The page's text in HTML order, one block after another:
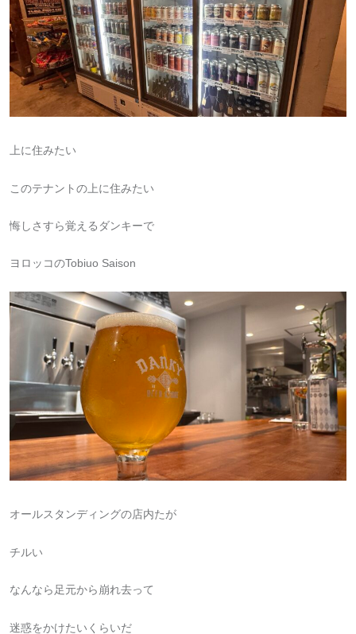
上に住みたい
このテナントの上に住みたい
悔しさすら覚えるダンキーで
ヨロッコのTobiuo Saison
オールスタンディングの店内たが
チルい
なんなら足元から崩れ去って
迷惑をかけたいくらいだ